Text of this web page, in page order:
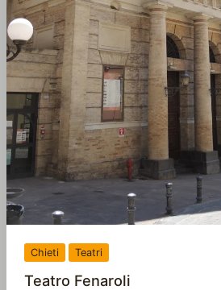
Chieti Teatri
Teatro Fenaroli